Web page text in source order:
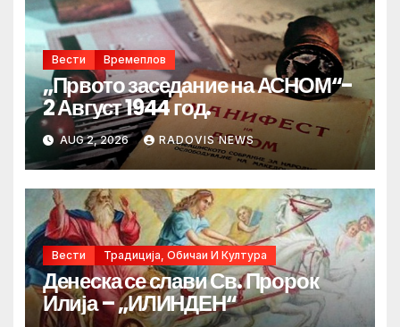
Вести Времеплов
„Првото заседание на АСНОМ“-
2 Август 1944 год.
AUG 2, 2026 RADOVIS NEWS
Вести Традиција, Обичаи И Култура
Денеска се слави Св. Пророк
Илија – „ИЛИНДЕН“